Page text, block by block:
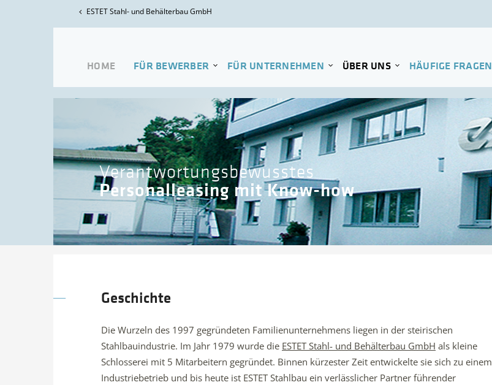
ESTET Stahl- und Behälterbau GmbH
Verantwortungsbewusstes
Personalleasing mit Know-how
HOME FÜR BEWERBER FÜR UNTERNEHMEN ÜBER UNS HÄUFIGE FRAGEN
Geschichte
Die Wurzeln des 1997 gegründeten Familienunternehmens liegen in der steirischen
Stahlbauindustrie. Im Jahr 1979 wurde die ESTET Stahl- und Behälterbau GmbH als kleine
Schlosserei mit 5 Mitarbeitern gegründet. Binnen kürzester Zeit entwickelte sie sich zu einem
Industriebetrieb und bis heute ist ESTET Stahlbau ein verlässlicher Partner führender